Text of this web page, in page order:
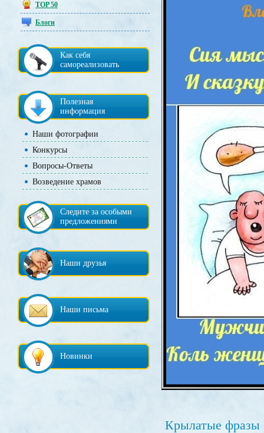
TOP 50
Блоги
Как себя
самореализовать
Полезная
информация
Наши фотографии
Конкурсы
Вопросы-Ответы
Возведение храмов
Следите за особыми
предложениями
Наши друзья
Наши письма
Новинки
Крылатые фразы